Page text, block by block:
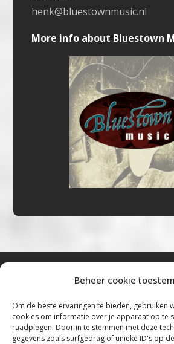
Beheer cookie
Om de beste ervaringen te bieden, gebruiken
cookies om informatie over je apparaat op te
raadplegen. Door in te stemmen met deze
gegevens zoals surfgedrag of unieke ID's op
henk@bluestownmusic.nl
More info about Bluestown
“Voor de mooiste Blues,
Americana”